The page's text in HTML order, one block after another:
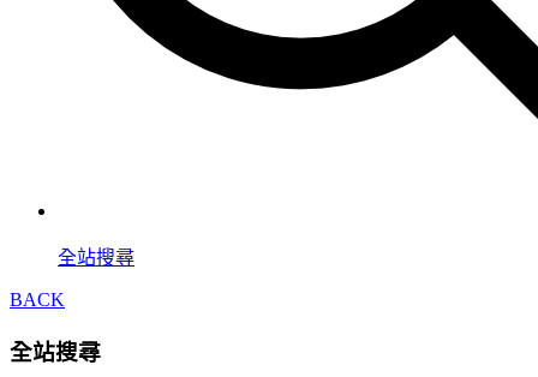
全站搜尋
BACK
全站搜尋